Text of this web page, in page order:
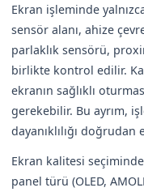
Ekran işleminde
sensör alanı, ahize
parlaklık sensörü,
birlikte kontrol edilir.
ekranın sağlıklı
gerekebilir. Bu ayrım,
dayanıklılığı doğrudan
Ekran kalitesi
panel türü (OLED,